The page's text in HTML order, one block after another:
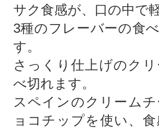
サク食感が、口の中で
3種のフレーバーの食
す。
さっくり仕上げのク
べ切れます。
スペインのクリーム
ョコチップを使い、